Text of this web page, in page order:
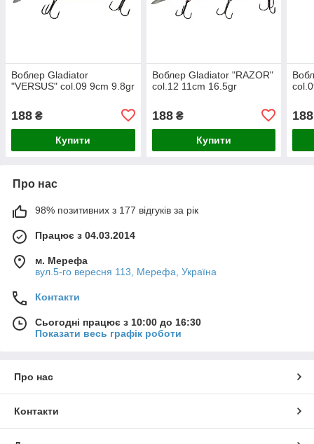
Воблер Gladiator
"VERSUS" col.09 9cm 9.8gr
188 ₴
Купити
Воблер Gladiator "RAZOR"
col.12 11cm 16.5gr
188₴
Купити
188
Про нас
98% позитивних з 177 відгуків за рік
Працює з 04.03.2014
м. Мерефа
вул.5-го вересня 113, Мерефа, Україна
Контакти
Сьогодні працює з 10:00 до 16:30
Показати весь графік роботи
Про нас
Контакти